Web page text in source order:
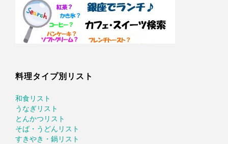
料理タイプ別リスト
和食リスト
うなぎリスト
とんかつリスト
そば・うどんリスト
すきやき・鍋リスト